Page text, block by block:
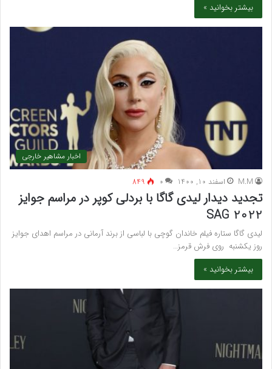
بیشتر بخوانید »
اخبار مشاهیر خارجی
M.M اسفند 10, 1400 ۰ 849
تجدید دیدار لیدی گاگا با بردلی کوپر در مراسم جوایز
SAG 2022
لیدی گاگا ستاره فیلم خاندان گوچی با لباسی از برند آرمانی در مراسم اهدای جوایز
روز یکشنبه روی فرش قرمز…
بیشتر بخوانید »